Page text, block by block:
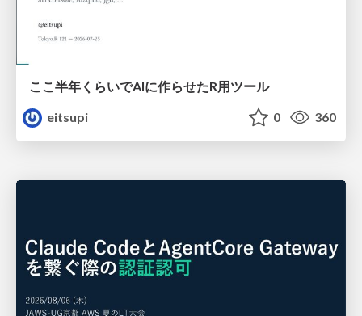
ここ半年くらいでAIに作らせたR用ツール
eitsupi
0 360